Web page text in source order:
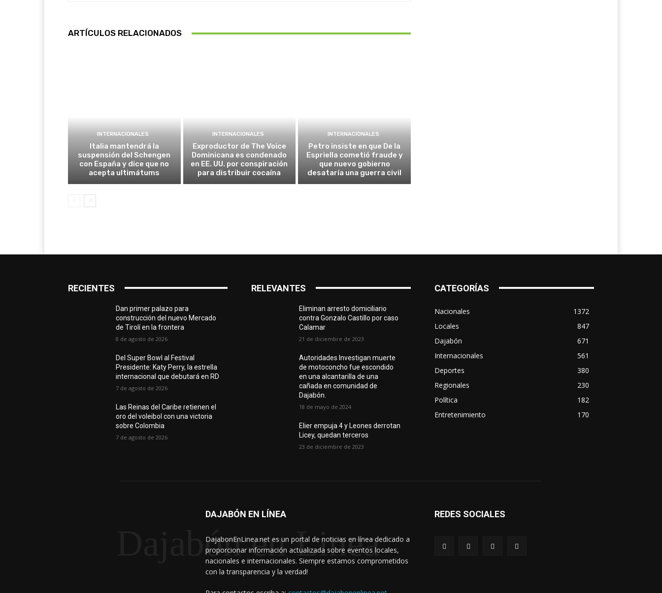
ARTÍCULOS RELACIONADOS
INTERNACIONALES
Italia mantendrá la
suspensión del Schengen
con España y dice que no
acepta ultimátums
INTERNACIONALES
Exproductor de The Voice
Dominicana es condenado
en EE. UU. por conspiración
para distribuir cocaína
INTERNACIONALES
Petro insiste en que De la
Espriella cometió fraude y
que nuevo gobierno
desataría una guerra civil
RECIENTES
Dan primer palazo para
construcción del nuevo Mercado
de Tirolí en la frontera
8 de agosto de 2026
Del Super Bowl al Festival
Presidente: Katy Perry, la estrella
internacional que debutará en RD
7 de agosto de 2026
Las Reinas del Caribe retienen el
oro del voleibol con una victoria
sobre Colombia
7 de agosto de 2026
RELEVANTES
Eliminan arresto domiciliario
contra Gonzalo Castillo por caso
Calamar
21 de diciembre de 2023
Autoridades Investigan muerte
de motoconcho fue escondido
en una alcantarilla de una
cañada en comunidad de
Dajabón.
18 de mayo de 2024
Elier empuja 4 y Leones derrotan
Licey, quedan terceros
23 de diciembre de 2023
CATEGORÍAS
Nacionales
1372
Locales
847
Dajabón
671
Internacionales
561
Deportes
380
Regionales
230
Política
182
Entretenimiento
170
Dajabón en Linea
DAJABÓN EN LÍNEA
DajabonEnLinea.net es un portal de noticias en línea dedicado a
proporcionar información actualizada sobre eventos locales,
nacionales e internacionales. Siempre estamos comprometidos
con la transparencia y la verdad!
REDES SOCIALES